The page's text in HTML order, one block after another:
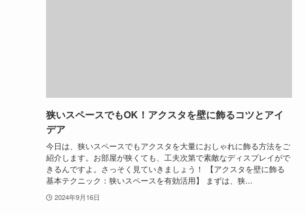
狭いスペースでもOK！アクスタを壁に飾るコツとアイ
デア
今日は、狭いスペースでもアクスタを大量におしゃれに飾る方法をご
紹介します。お部屋が狭くても、工夫次第で素敵なディスプレイがで
きるんですよ。さっそく見ていきましょう！ 【アクスタを壁に飾る
基本テクニック：狭いスペースを有効活用】 まずは、狭...
2024年9月16日